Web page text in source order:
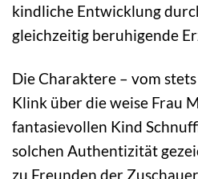
kindliche Entwicklung
gleichzeitig beruhigende
Die Charaktere – vom
Klink über die weise Frau
fantasievollen Kind
solchen Authentizität
zu Freunden der